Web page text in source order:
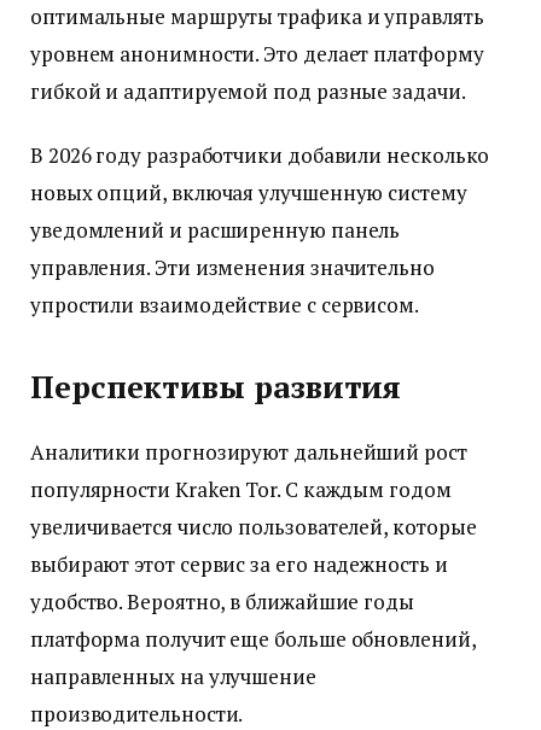
оптимальные маршруты трафика и управлять
уровнем анонимности. Это делает платформу
гибкой и адаптируемой под разные задачи.
В 2026 году разработчики добавили несколько
новых опций, включая улучшенную систему
уведомлений и расширенную панель
управления. Эти изменения значительно
упростили взаимодействие с сервисом.
Перспективы развития
Аналитики прогнозируют дальнейший рост
популярности Kraken Tor. С каждым годом
увеличивается число пользователей, которые
выбирают этот сервис за его надежность и
удобство. Вероятно, в ближайшие годы
платформа получит еще больше обновлений,
направленных на улучшение
производительности.